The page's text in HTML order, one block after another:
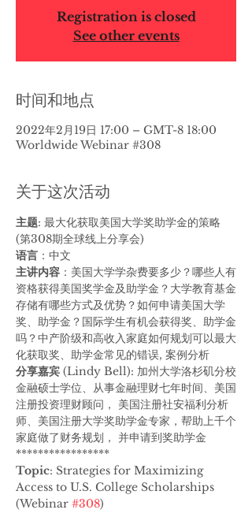
Registration is closed
See other events
时间和地点
2022年2月19日 17:00 – GMT-8 18:00
Worldwide Webinar #308
关于这次活动
主题: 最大化获取美国大学奖助学金的策略
(第308期全球线上分享会)
语言 ：中文
主讲内容 ：美国大学学杂费要多少？哪些人有
资格获得美国奖学金及助学金？大学教育基金
存储有哪些方式及优势？如何申请美国大学
奖、助学金？国际学生有机会获得奖、助学金
吗？中产阶级和高收入家庭如何规划可以最大
化获取奖、助学金常见的错误, 案例分析
分享嘉宾 (Lindy Bell): 加州大学洛杉矶分校
金融硕士学位、从事金融理财七年时间、美国
注册投资理财顾问， 美国注册社安福利分析
师、美国注册大学奖助学金专家，帮助上千个
家庭做了财务规划， 并申请到奖助学金
*****************
Topic: Strategies for Maximizing
Access to U.S. College Scholarships
(Webinar #308)